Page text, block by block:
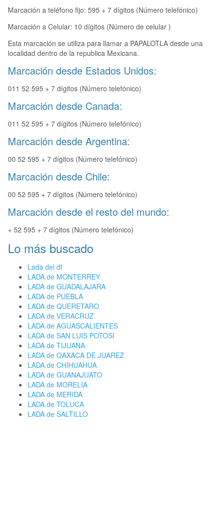
Marcación a teléfono fijo: 595 + 7 dígitos (Número telefónico)
Marcación a Celular: 10 dígitos (Número de celular )
Esta marcación se utiliza para llamar a PAPALOTLA desde una
localidad dentro de la republica Mexicana.
Marcación desde Estados Unidos:
011 52 595 + 7 dígitos (Número telefónico)
Marcación desde Canada:
011 52 595 + 7 dígitos (Número telefónico)
Marcación desde Argentina:
00 52 595 + 7 dígitos (Número telefónico)
Marcación desde Chile:
00 52 595 + 7 dígitos (Número telefónico)
Marcación desde el resto del mundo:
+ 52 595 + 7 dígitos (Número telefónico)
Lo más buscado
Lada del df
LADA de MONTERREY
LADA de GUADALAJARA
LADA de PUEBLA
LADA de QUERETARO
LADA de VERACRUZ
LADA de AGUASCALIENTES
LADA de SAN LUIS POTOSI
LADA de TIJUANA
LADA de OAXACA DE JUAREZ
LADA de CHIHUAHUA
LADA de GUANAJUATO
LADA de MORELIA
LADA de MERIDA
LADA de TOLUCA
LADA de SALTILLO